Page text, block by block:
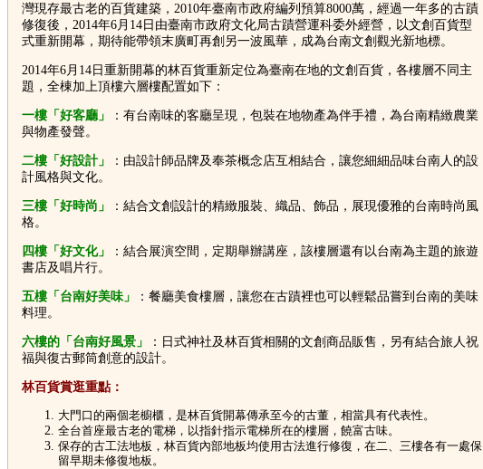
灣現存最古老的百貨建築，2010年臺南市政府編列預算8000萬，經過一年多的古蹟
修復後，2014年6月14日由臺南市政府文化局古蹟營運科委外經營，以文創百貨型
式重新開幕，期待能帶領末廣町再創另一波風華，成為台南文創觀光新地標。
2014年6月14日重新開幕的林百貨重新定位為臺南在地的文創百貨，各樓層不同主
題，全棟加上頂樓六層樓配置如下：
一樓「好客廳」
：有台南味的客廳呈現，包裝在地物產為伴手禮，為台南精緻農業
與物產發聲。
二樓「好設計」 ：由設計師品牌及奉茶概念店互相結合，讓您細細品味台南人的設
計風格與文化。
三樓「好時尚」
：結合文創設計的精緻服裝、織品、飾品，展現優雅的台南時尚風
格。
四樓「好文化」
：結合展演空間，定期舉辦講座，該樓層還有以台南為主題的旅遊
書店及唱片行。
五樓「台南好美味」
：餐廳美食樓層，讓您在古蹟裡也可以輕鬆品嘗到台南的美味
料理。
六樓的「台南好風景」
：日式神社及林百貨相關的文創商品販售，另有結合旅人祝
福與復古郵筒創意的設計。
林百貨賞逛重點：
大門口的兩個老櫥櫃，是林百貨開幕傳承至今的古董，相當具有代表性。
全台首座最古老的電梯，以指針指示電梯所在的樓層，饒富古味。
保存的古工法地板，林百貨內部地板均使用古法進行修復，在二、三樓各有一處保
留早期未修復地板。